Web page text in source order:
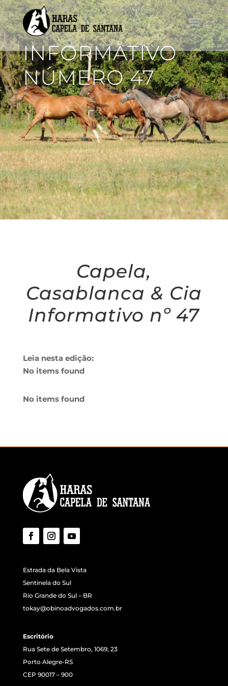
INFORMATIVO
NÚMERO 47
Capela,
Casablanca & Cia
Informativo nº 47
Leia nesta edição:
No items found
No items found
Estrada da Bela Vista
Sentinela do Sul
Rio Grande do Sul – BR
tokay@obinoadvogados.com.br
Escritório
Rua Sete de Setembro, 1069, 23
Porto Alegre-RS
CEP 90017 – 900